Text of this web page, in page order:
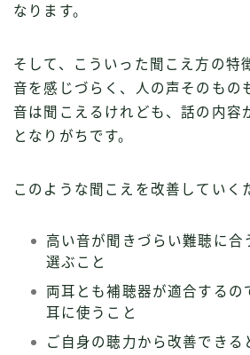
なります。
そして、こういった聞こえ方の特
音を感じづらく、人の声そのもの
音は聞こえるけれども、話の内容
となりがちです。
このような聞こえを改善していく
高い音が聞きづらい難聴に合
選ぶこと
両耳とも補聴器が適合するの
耳に使うこと
ご自身の聴力から改善できる